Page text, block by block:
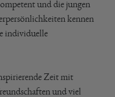
und die jungen
kennen
individuelle
Zeit mit
und viel